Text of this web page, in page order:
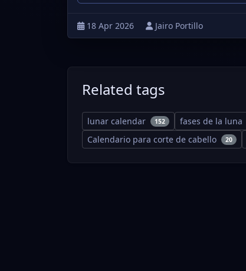
18 Apr 2026 Jairo Portillo
Related tags
lunar calendar 152 fases de la luna
Calendario para corte de cabello 20